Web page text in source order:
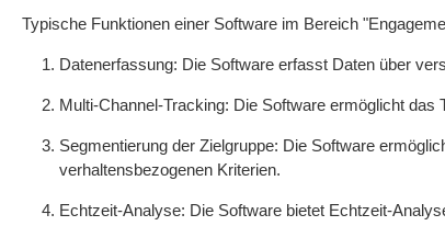
Typische Funktionen einer Software im Bereich
Datenerfassung: Die Software erfasst Daten über
Multi-Channel-Tracking: Die Software ermöglicht
Segmentierung der Zielgruppe: Die Software
verhaltensbezogenen Kriterien.
Echtzeit-Analyse: Die Software bietet Echtzeit-